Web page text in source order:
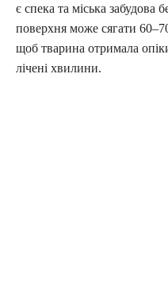
є спека та міська забудова
поверхня може сягати
щоб тварина отримала
лічені хвилини.